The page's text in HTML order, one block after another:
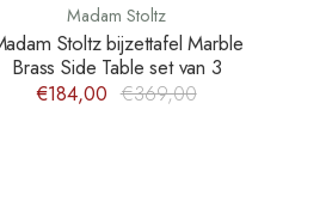
Madam Stoltz
Stoltz bijzettafel Marble
Brass Side Table set van 3
€184,00 €369,00